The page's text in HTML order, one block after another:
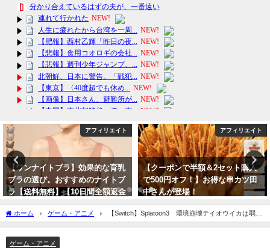
アフィリエイト
【クーポンで半額＆2セット購入
で500円オフ！】お得な串カツ田
中さんが登場！
アフィリエイト
【高評価】2024年のおしゃれなマ
スクはこちら！ランキング1位受
賞 カラー 不織布 立体 送料無
料！バーゲンセール
ホーム ゲーム・アニメ
【Switch】Splatoon3 環境崩壊テイオウイカは弱体
化⁉スプラ３のアップデート候補12選
ゲーム・アニメ